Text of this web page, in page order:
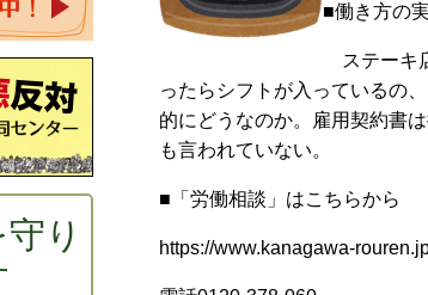
■働き方の
ステーキ
ったらシフトが入っているの
的にどうなのか。雇用契約書
も言われていない。
■「労働相談」はこちらから
https://www.kanagawa-
り